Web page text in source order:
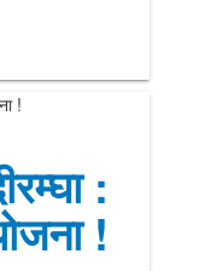
:
!